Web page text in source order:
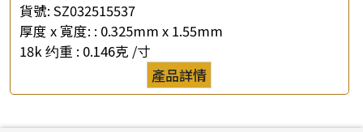
貨號: SZ032515537
厚度 x 寬度: : 0.325mm x 1.55mm
18k 约重 : 0.146克 /寸
產品詳情